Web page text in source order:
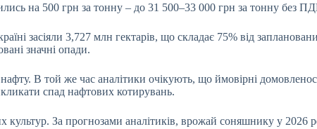
на 500 грн за тонну – до 31 500–33 000 грн за тонну без
засіяли 3,727 млн гектарів, що складає 75% від
значні опади.
В той же час аналітики очікують, що ймовірні
спад нафтових котирувань.
культур. За прогнозами аналітиків, врожай соняшнику у